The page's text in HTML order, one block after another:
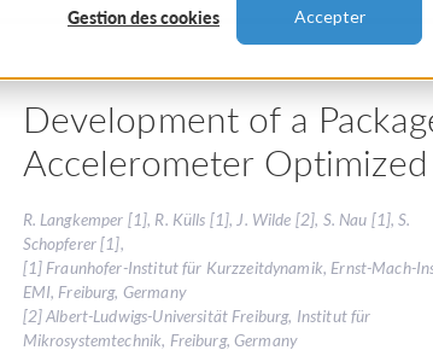
Gestion des cookies Accepter
Development of a
Accelerometer
R. Langkemper [1], R. Külls [1], J. Wilde [2], S. Nau [1], S.
Schopferer [1],
[1] Fraunhofer-Institut für Kurzzeitdynamik, Ernst-Mach-
EMI, Freiburg, Germany
[2] Albert-Ludwigs-Universität Freiburg, Institut für
Mikrosystemtechnik, Freiburg, Germany